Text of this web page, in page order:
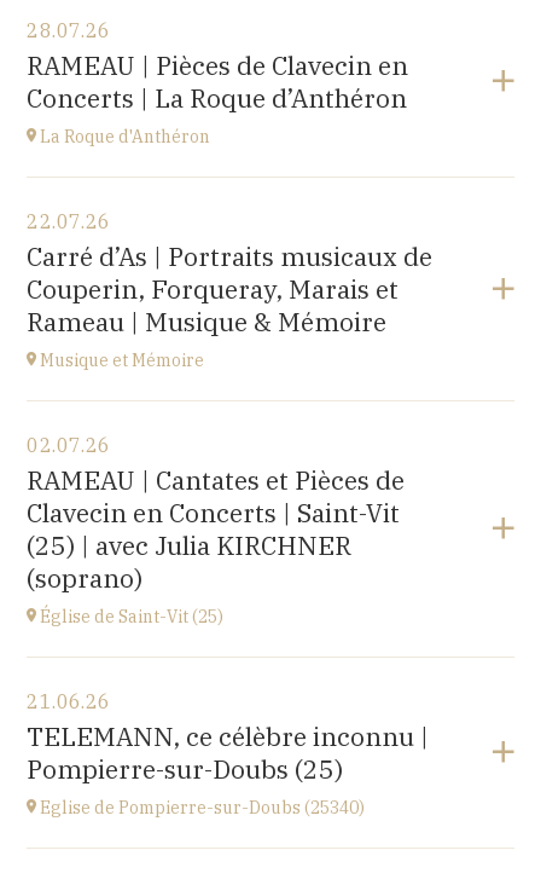
28.07.26
RAMEAU | Pièces de Clavecin en
Concerts | La Roque d’Anthéron
La Roque d'Anthéron
Cloître de l'Abbaye de Silvacane
à18H30
Accéder au site
22.07.26
Carré d’As | Portraits musicaux de
Couperin, Forqueray, Marais et
Rameau | Musique & Mémoire
Musique et Mémoire
Eglise de Faucogney-et-la-Mer
(70310)
à17H00
02.07.26
RAMEAU | Cantates et Pièces de
Clavecin en Concerts | Saint-Vit
(25) | avec Julia KIRCHNER
(soprano)
Église de Saint-Vit (25)
1 place de la Mairie,
25410 SAINT-VIT
à18H00
Accéder au site
21.06.26
TELEMANN, ce célèbre inconnu |
Pompierre-sur-Doubs (25)
Eglise de Pompierre-sur-Doubs (25340)